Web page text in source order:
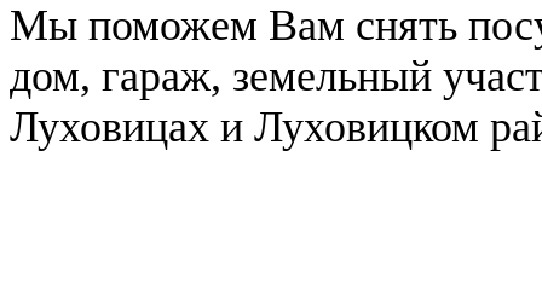
Мы поможем Вам снять
дом, гараж, земельный
Луховицах и Луховицком